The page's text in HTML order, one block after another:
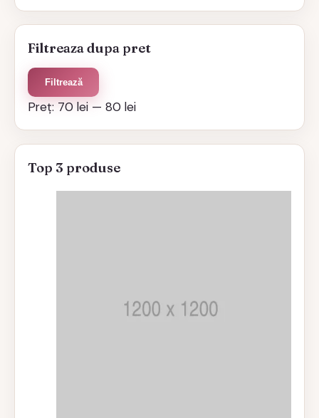
Filtreaza dupa pret
Preț
minim
Preț
maxim
Filtrează
Preț: 70 lei —80 lei
Top 3 produse